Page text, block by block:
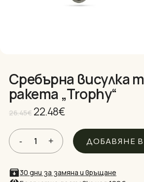
Сребърна висулка
ракета „Trophy“
26.45€ Original
was:
26.45€.
22.48€Текущата
22.48€.ДОБАВЯНЕ
30 дни за замяна и връщане
следващия път